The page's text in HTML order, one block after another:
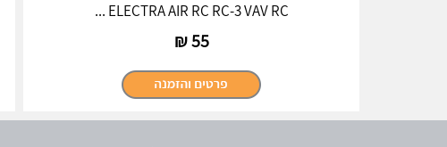
ELECTRA AIR RC RC-3 VAV RC ...
55
₪